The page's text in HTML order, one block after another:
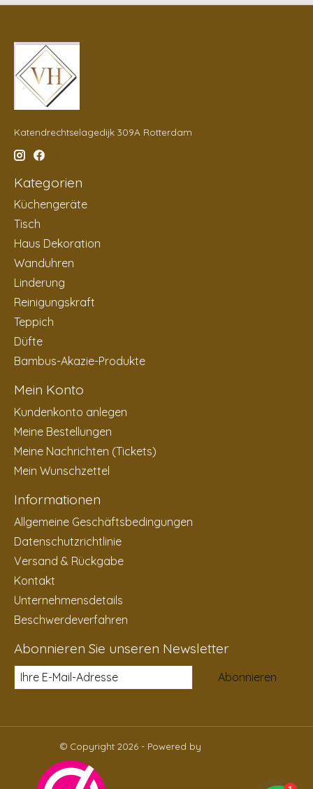
Katendrechtselagedijk 309A Rotterdam
Kategorien
Küchengeräte
Tisch
Haus Dekoration
Wanduhren
Linderung
Reinigungskraft
Teppich
Düfte
Bambus-Akazie-Produkte
Mein Konto
Kundenkonto anlegen
Meine Bestellungen
Meine Nachrichten (Tickets)
Mein Wunschzettel
Informationen
Allgemeine Geschäftsbedingungen
Datenschutzrichtlinie
Versand & Rückgabe
Kontakt
Unternehmensdetails
Beschwerdeverfahren
Abonnieren Sie unseren Newsletter
Abonnieren
© Copyright 2026 - Powered by